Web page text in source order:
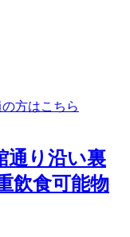
方はこちら
通り沿い裏
飲食可能物